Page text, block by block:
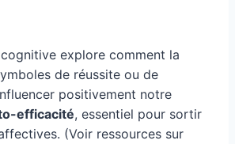
explore comment la
de réussite ou de
positivement notre
efficacité, essentiel pour sortir
(Voir ressources sur